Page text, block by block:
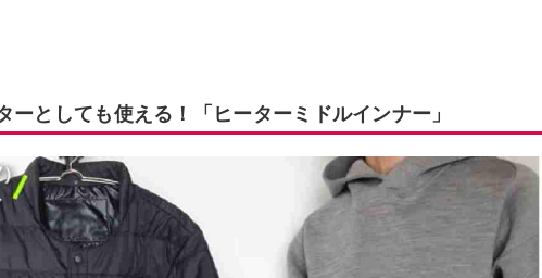
ーとしても使える！「ヒーターミドルインナー」